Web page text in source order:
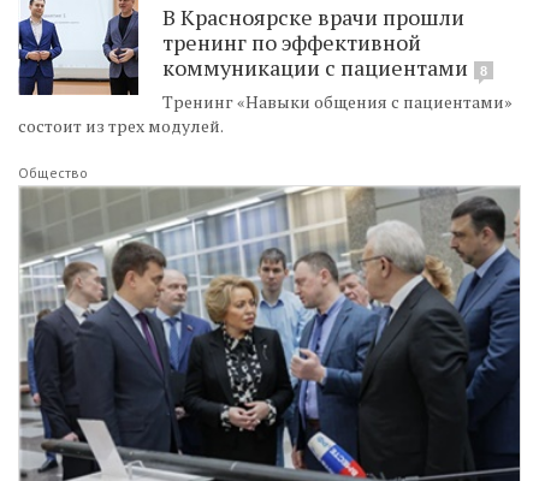
В Красноярске врачи прошли
тренинг по эффективной
коммуникации с пациентами
8
Тренинг «Навыки общения с пациентами»
состоит из трех модулей.
Общество